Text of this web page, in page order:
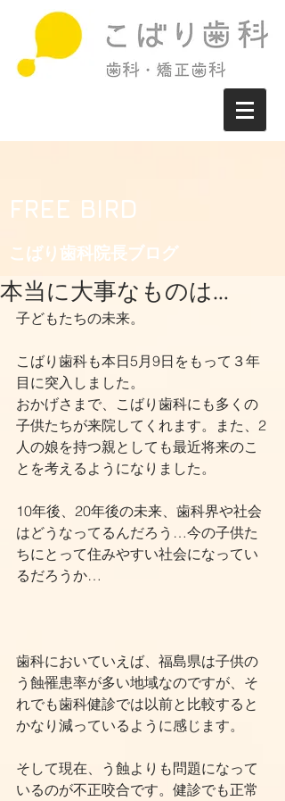
FREE BIRD
こばり歯科院長ブログ​
本当に大事なものは…
子どもたちの未来。
こばり歯科も本日5月9日をもって３年
目に突入しました。
おかげさまで、こばり歯科にも多くの
子供たちが来院してくれます。また、2
人の娘を持つ親としても最近将来のこ
とを考えるようになりました。
10年後、20年後の未来、歯科界や社会
はどうなってるんだろう…今の子供た
ちにとって住みやすい社会になってい
るだろうか…
歯科においていえば、福島県は子供の
う蝕罹患率が多い地域なのですが、そ
れでも歯科健診では以前と比較すると
かなり減っているように感じます。
そして現在、う蝕よりも問題になって
いるのが不正咬合です。健診でも正常